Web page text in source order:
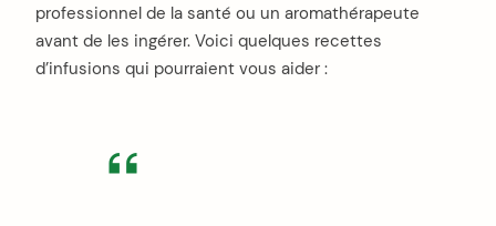
professionnel de la santé ou un aromathérapeute
avant de les ingérer. Voici quelques recettes
d’infusions qui pourraient vous aider :